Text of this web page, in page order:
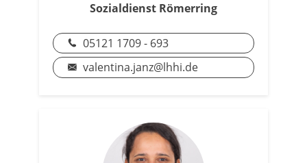
Sozialdienst Römerring
05121 1709 - 693
valentina.janz@lhhi.de